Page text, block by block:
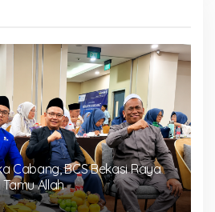
Cabang, BCS Bekasi Raya
Allah